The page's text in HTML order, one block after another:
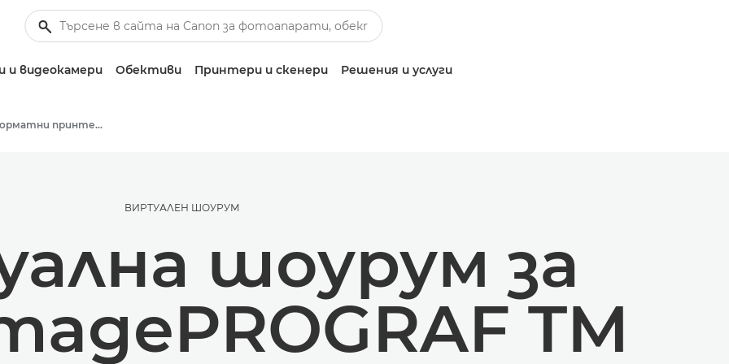
видеокамери Обективи Принтери и скенери Решения и услуги
Широкоформатни принтери
ВИРТУАЛЕН ШОУРУМ
шоурум за
TM